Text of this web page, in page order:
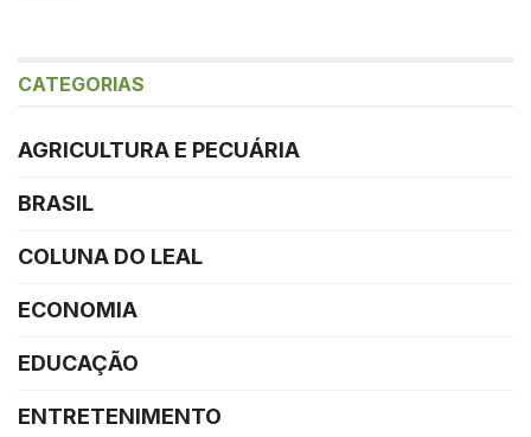
CATEGORIAS
AGRICULTURA E PECUÁRIA
BRASIL
COLUNA DO LEAL
ECONOMIA
EDUCAÇÃO
ENTRETENIMENTO